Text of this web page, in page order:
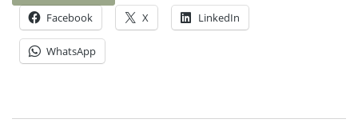
Facebook X LinkedIn
WhatsApp